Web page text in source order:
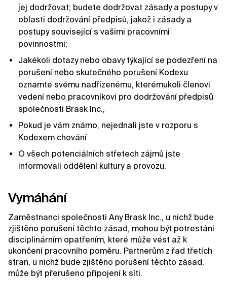
jej dodržovat; budete dodržovat zásady a postupy v
oblasti dodržování předpisů, jakož i zásady a
postupy související s vašimi pracovními
povinnostmi;
Jakékoli dotazy nebo obavy týkající se podezření na
porušení nebo skutečného porušení Kodexu
oznamte svému nadřízenému, kterémukoli členovi
vedení nebo pracovníkovi pro dodržování předpisů
společnosti Brask Inc.,
Pokud je vám známo, nejednali jste v rozporu s
Kodexem chování
O všech potenciálních střetech zájmů jste
informovali oddělení kultury a provozu.
Vymáhání
Zaměstnanci společnosti Any Brask Inc., u nichž bude
zjištěno porušení těchto zásad, mohou být potrestáni
disciplinárním opatřením, které může vést až k
ukončení pracovního poměru. Partnerům z řad třetích
stran, u nichž bude zjištěno porušení těchto zásad,
může být přerušeno připojení k síti.